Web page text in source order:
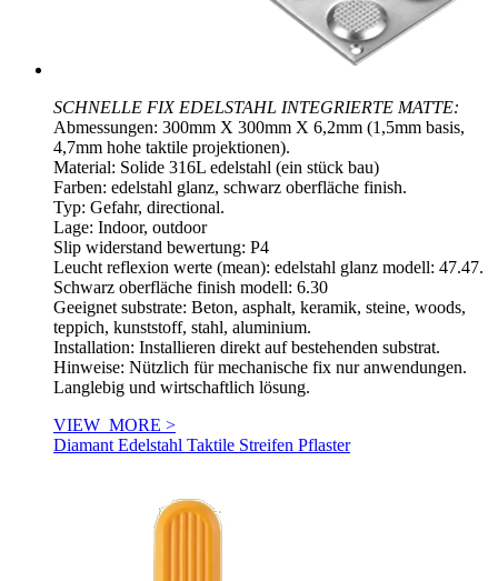
SCHNELLE FIX EDELSTAHL INTEGRIERTE MATTE:
Abmessungen: 300mm X 300mm X 6,2mm (1,5mm basis,
4,7mm hohe taktile projektionen).
Material: Solide 316L edelstahl (ein stück bau)
Farben: edelstahl glanz, schwarz oberfläche finish.
Typ: Gefahr, directional.
Lage: Indoor, outdoor
Slip widerstand bewertung: P4
Leucht reflexion werte (mean): edelstahl glanz modell: 47.47.
Schwarz oberfläche finish modell: 6.30
Geeignet substrate: Beton, asphalt, keramik, steine, woods,
teppich, kunststoff, stahl, aluminium.
Installation: Installieren direkt auf bestehenden substrat.
Hinweise: Nützlich für mechanische fix nur anwendungen.
Langlebig und wirtschaftlich lösung.
VIEW_MORE >
Diamant Edelstahl Taktile Streifen Pflaster